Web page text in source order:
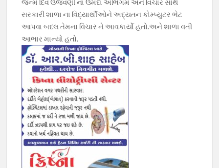
જન્મ દિવ ઉજવણી ના ઉમદા અભિગમ અને વિચાર સાથે
સરકારી શાળા ના વિદ્યાર્થીઓને અદ્યતન કોમ્પ્યુટર ભેટ
આપવા બદલ તેમના વિચાર ને આવકાર્યો હતો.અને શાળા વતી
આભાર માન્યો હતો.